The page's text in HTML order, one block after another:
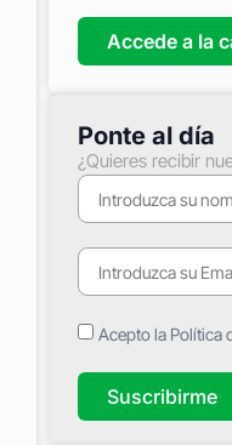
Accede a la
Ponte al día
¿Quieres recibir
Acepto la Política
Suscribirme